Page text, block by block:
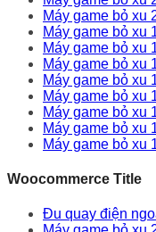
Máy game bỏ xu
Máy game bỏ xu
Máy game bỏ xu
Máy game bỏ xu
Máy game bỏ xu
Máy game bỏ xu
Máy game bỏ xu
Máy game bỏ xu
Máy game bỏ xu
Woocommerce Title
Đu quay điện